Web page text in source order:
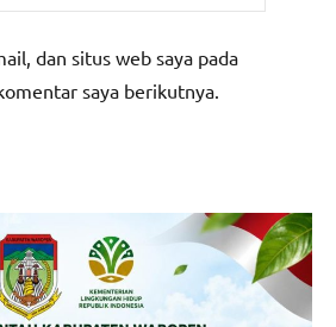
dan situs web saya pada
saya berikutnya.